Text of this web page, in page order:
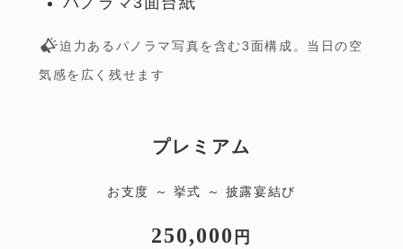
迫力あるパノラマ写真を含む3面構成。当日の空
気感を広く残せます
プレミアム
お支度 ～ 挙式 ～ 披露宴結び
250,000 円